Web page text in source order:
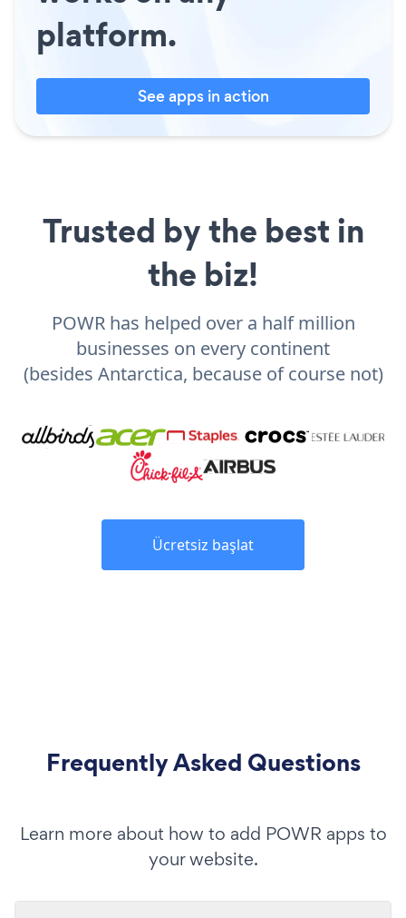
platform.
See apps in action
Trusted by the best in
the biz!
POWR has helped over a half million
businesses on every continent
(besides Antarctica, because of course not)
Ücretsiz başlat
Frequently Asked Questions
Learn more about how to add POWR apps to
your website.